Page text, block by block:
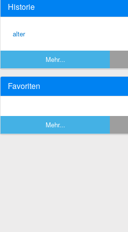
Historie
alter
Mehr...
Favoriten
Mehr...